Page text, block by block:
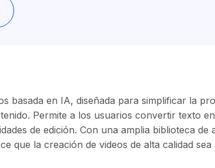
basada en IA, diseñada para simplificar la
Permite a los usuarios convertir texto
de edición. Con una amplia biblioteca
que la creación de videos de alta calidad sea